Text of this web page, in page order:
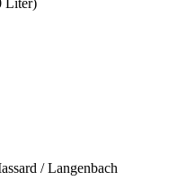
/ Langenbach